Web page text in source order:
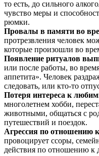
то есть, до сильного
чувство меры и
рюмки.
Провалы в памяти во
протрезвления человек
которые произошли во
Появление ритуалов
или после работы, во
аппетита». Человек
следовать, или кто-то
Потеря интереса к
многолетнем хобби,
животными, общаться с
путешествий и поездок.
Агрессия по отношению
провоцирует ссоры,
действия по отношению к